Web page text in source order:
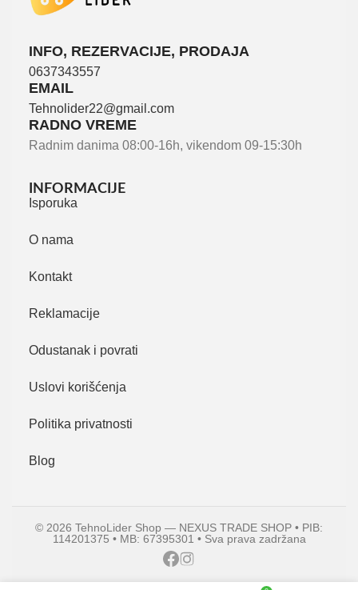
INFO, REZERVACIJE, PRODAJA
0637343557
EMAIL
Tehnolider22@gmail.com
RADNO VREME
Radnim danima 08:00-16h, vikendom 09-15:30h
INFORMACIJE
Isporuka
O nama
Kontakt
Reklamacije
Odustanak i povrati
Uslovi korišćenja
Politika privatnosti
Blog
© 2026 TehnoLider Shop — NEXUS TRADE SHOP • PIB:
114201375 • MB: 67395301 • Sva prava zadržana